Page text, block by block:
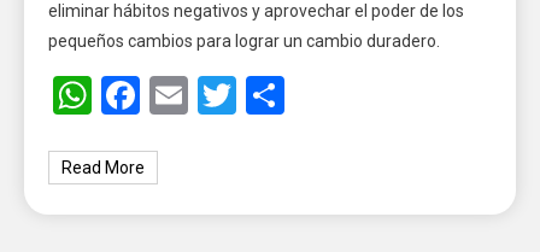
eliminar hábitos negativos y aprovechar el poder de los
pequeños cambios para lograr un cambio duradero.
WhatsApp
Facebook
EmailTwitter
Read More